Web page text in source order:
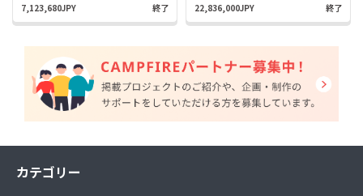
7,123,680JPY 終了 22,836,000JPY 終了
カテゴリー